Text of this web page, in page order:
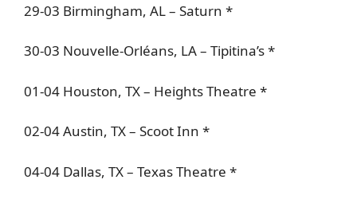
29-03 Birmingham, AL – Saturn *
30-03 Nouvelle-Orléans, LA – Tipitina’s *
01-04 Houston, TX – Heights Theatre *
02-04 Austin, TX – Scoot Inn *
04-04 Dallas, TX – Texas Theatre *